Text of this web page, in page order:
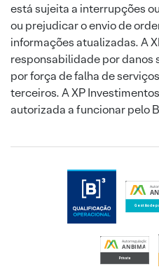
está sujeita a interrupções
ou prejudicar o envio de
informações atualizadas. A
responsabilidade por danos
por força de falha de
terceiros. A XP
autorizada a funcionar pelo